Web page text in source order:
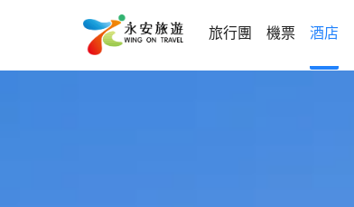
旅行團 機票 酒店